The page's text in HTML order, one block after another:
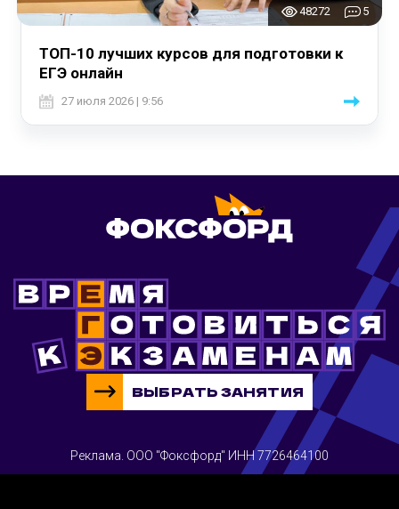
48272 5
ТОП-10 лучших курсов для подготовки к
ЕГЭ онлайн
27 июля 2026 | 9:56
ВЫБРАТЬ ЗАНЯТИЯ
Реклама. ООО "Фоксфорд" ИНН 7726464100